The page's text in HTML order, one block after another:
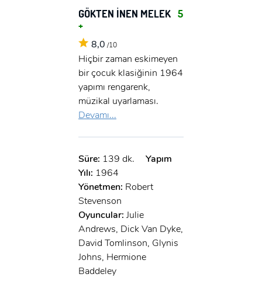
GÖKTEN İNEN MELEK 5
+
8,0 /10
Hiçbir zaman eskimeyen
bir çocuk klasiğinin 1964
yapımı rengarenk,
müzikal uyarlaması.
Devamı...
Süre: 139 dk.
Yapım
Yılı: 1964
Yönetmen: Robert
Stevenson
Oyuncular: Julie
Andrews, Dick Van Dyke,
David Tomlinson, Glynis
Johns, Hermione
Baddeley